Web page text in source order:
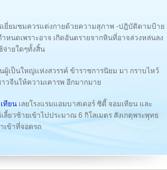
เยี่ยมชมควรแต่งกายด้วยความสุภาพ -ปฎิบัติตามป้าย
ำหนดเพราะอาจ เกิดอันตรายจากหินที่อาจล่วงหล่นลง
จ่ายใดๆทั้งสิ้น
ผู้เป็นใหญ่แห่งสวรรค์ ข้าราชการนิยม มา กราบไหว้
วจีนให้ความเคารพ อีกมากมาย
ทียน เลยโรงแรมแอมบาสเดอร์ ซิตี้ จอมเทียน และ
ลี้ยวซ้ายเข้าไปประมาณ 6 กิโลเมตร สังเกตุพระพุทธ
เข้าที่จอดรถ